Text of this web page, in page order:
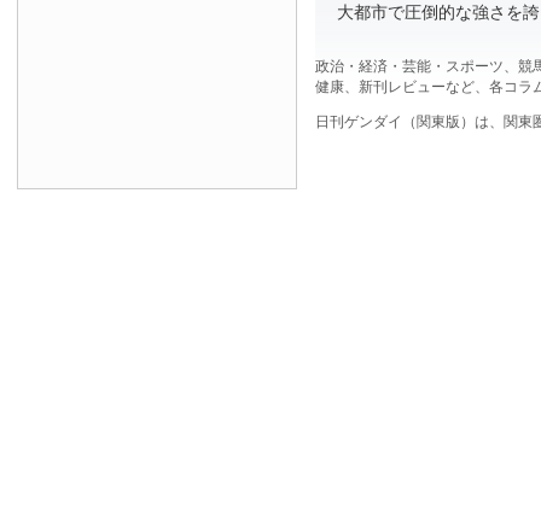
大都市で圧倒的な強さを
政治・経済・芸能・スポーツ、競
健康、新刊レビューなど、各コラ
日刊ゲンダイ（関東版）は、関